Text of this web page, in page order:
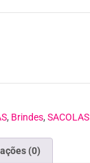
, Brindes, SACOLAS
(0)